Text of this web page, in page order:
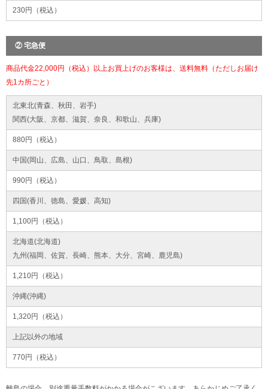
230円（税込）
② 宅急便
商品代金22,000円（税込）以上お買上げのお客様は、送料無料（ただしお届け
先1カ所ごと）
北東北(青森、秋田、岩手)
関西(大阪、京都、滋賀、奈良、和歌山、兵庫)
880円（税込）
中国(岡山、広島、山口、鳥取、島根)
990円（税込）
四国(香川、徳島、愛媛、高知)
1,100円（税込）
北海道(北海道)
九州(福岡、佐賀、長崎、熊本、大分、宮崎、鹿児島)
1,210円（税込）
沖縄(沖縄)
1,320円（税込）
上記以外の地域
770円（税込）